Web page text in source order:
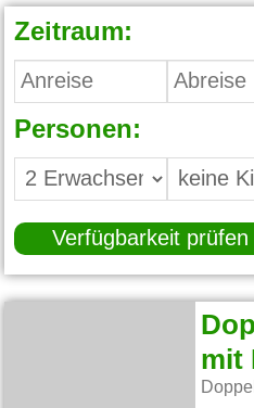
Zeitraum:
Personen:
Verfügbarkeit prüfen
mit